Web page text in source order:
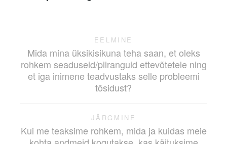
EELMINE
Mida mina üksikisikuna teha saan, et oleks
rohkem seaduseid/piiranguid ettevõtetele ning
et iga inimene teadvustaks selle probleemi
tõsidust?
JÄRGMINE
Kui me teaksime rohkem, mida ja kuidas meie